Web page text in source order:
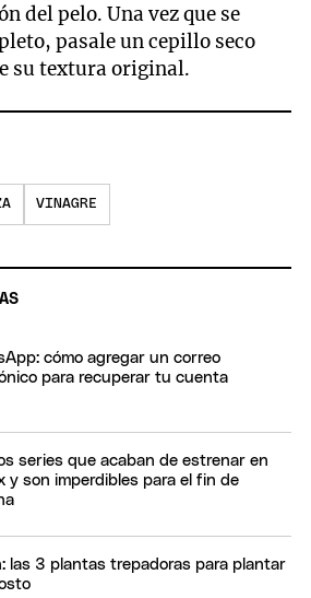
del pelo. Una vez que se
pasale un cepillo seco
su textura original.
VINAGRE
cómo agregar un correo
para recuperar tu cuenta
series que acaban de estrenar en
y son imperdibles para el fin de
las 3 plantas trepadoras para plantar